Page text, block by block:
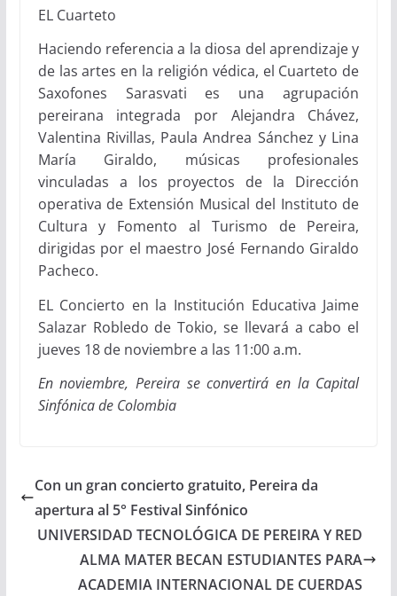
EL Cuarteto
Haciendo referencia a la diosa del aprendizaje y
de las artes en la religión védica, el Cuarteto de
Saxofones Sarasvati es una agrupación
pereirana integrada por Alejandra Chávez,
Valentina Rivillas, Paula Andrea Sánchez y Lina
María Giraldo, músicas profesionales
vinculadas a los proyectos de la Dirección
operativa de Extensión Musical del Instituto de
Cultura y Fomento al Turismo de Pereira,
dirigidas por el maestro José Fernando Giraldo
Pacheco.
EL Concierto en la Institución Educativa Jaime
Salazar Robledo de Tokio, se llevará a cabo el
jueves 18 de noviembre a las 11:00 a.m.
En noviembre, Pereira se convertirá en la Capital
Sinfónica de Colombia
Con un gran concierto gratuito, Pereira da
apertura al 5° Festival Sinfónico
UNIVERSIDAD TECNOLÓGICA DE PEREIRA Y RED
ALMA MATER BECAN ESTUDIANTES PARA
ACADEMIA INTERNACIONAL DE CUERDAS